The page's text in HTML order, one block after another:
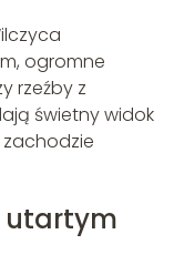
ogromne
rzeźby z
świetny widok
zachodzie
utartym